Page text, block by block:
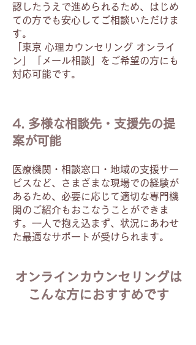
認したうえで進められるため、はじめ
ての方でも安心してご相談いただけま
す。
「東京 心理カウンセリング オンライ
ン」「メール相談」をご希望の方にも
対応可能です。
4. 多様な相談先・支援先の提
案が可能
医療機関・相談窓口・地域の支援サー
ビスなど、さまざまな現場での経験が
あるため、必要に応じて適切な専門機
関のご紹介もおこなうことができま
す。一人で抱え込まず、状況にあわせ
た最適なサポートが受けられます。
オンラインカウンセリングは
こんな方におすすめです